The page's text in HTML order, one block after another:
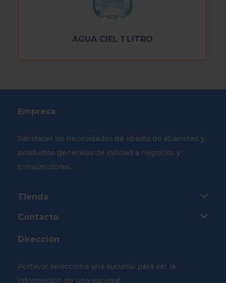
AGUA CIEL 1 LITRO
Empresa
Satisfacer las necesidades de abasto de abarrotes y
productos generales de calidad a negocios y
consumidores.
Tienda
Contacto
Dirección
Porfavor selecciona una sucursal para ver la
información de una sucursal